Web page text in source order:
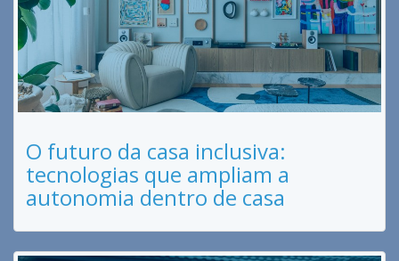
O futuro da casa inclusiva:
tecnologias que ampliam a
autonomia dentro de casa